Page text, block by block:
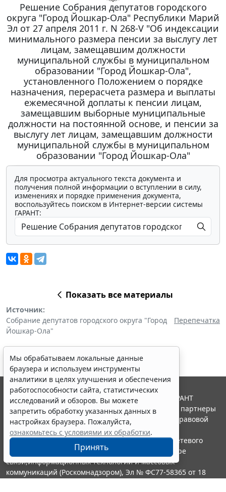
Решение Собрания депутатов городского
округа "Город Йошкар-Ола" Республики Марий
Эл от 27 апреля 2011 г. N 268-V "Об индексации
минимального размера пенсии за выслугу лет
лицам, замещавшим должности
муниципальной службы в муниципальном
образовании "Город Йошкар-Ола",
установленного Положением о порядке
назначения, перерасчета размера и выплаты
ежемесячной доплаты к пенсии лицам,
замещавшим выборные муниципальные
должности на постоянной основе, и пенсии за
выслугу лет лицам, замещавшим должности
муниципальной службы в муниципальном
образовании "Город Йошкар-Ола"
Для просмотра актуального текста документа и
получения полной информации о вступлении в силу,
изменениях и порядке применения документа,
воспользуйтесь поиском в Интернет-версии системы
ГАРАНТ:
Показать все материалы
Источник:
Собрание депутатов городского округа "Город
Йошкар-Ола"
Перепечатка
Мы обрабатываем локальные данные
браузера и используем инструменты
аналитики в целях улучшения и обеспечения
работоспособности сайта, статистических
исследований и обзоров. Вы можете
запретить обработку указанных данных в
настройках браузера. Пожалуйста,
ознакомьтесь с условиями их обработки.
Принять
© ООО "НПП "ГАРАНТ-СЕРВИС", 2026. Система ГАРАНТ
выпускается с 1990 года. Компания "Гарант" и ее партнеры
являются участниками Российской ассоциации правовой
информации ГАРАНТ.
Портал ГАРАНТ.РУ зарегистрирован в качестве сетевого
издания Федеральной службой по надзору в сфере
связи,информационных технологий и массовых
коммуникаций (Роскомнадзором), Эл № ФС77-58365 от 18